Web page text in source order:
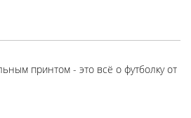
принтом - это всё о футболку от